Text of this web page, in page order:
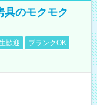
具のモクモク
歓迎
ブランクOK